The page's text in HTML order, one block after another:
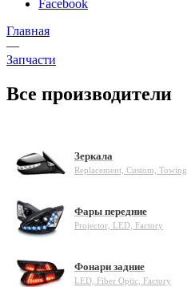
Facebook
Главная
—
Запчасти
Все производители
Зеркала
Replacement, Custom, Towing
Фары передние
Projector, LED, Factory
Фонари задние
LED, Fiber Optic, Factory